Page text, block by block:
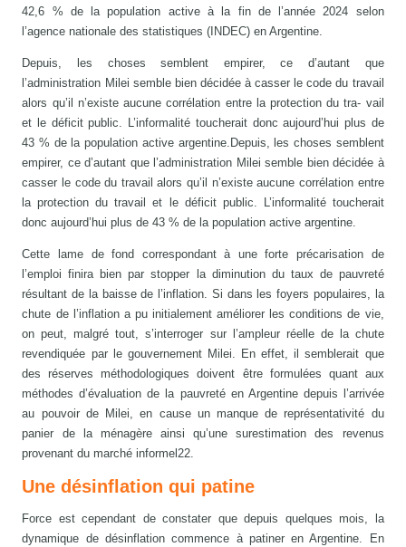
42,6 % de la population active à la fin de l’année 2024 selon
l’agence nationale des statistiques (INDEC) en Argentine.
Depuis, les choses semblent empirer, ce d’autant que
l’administration Milei semble bien décidée à casser le code du travail
alors qu’il n’existe aucune corrélation entre la protection du tra- vail
et le déficit public. L’informalité toucherait donc aujourd’hui plus de
43 % de la population active argentine.Depuis, les choses semblent
empirer, ce d’autant que l’administration Milei semble bien décidée à
casser le code du travail alors qu’il n’existe aucune corrélation entre
la protection du travail et le déficit public. L’informalité toucherait
donc aujourd’hui plus de 43 % de la population active argentine.
Cette lame de fond correspondant à une forte précarisation de
l’emploi finira bien par stopper la diminution du taux de pauvreté
résultant de la baisse de l’inflation. Si dans les foyers populaires, la
chute de l’inflation a pu initialement améliorer les conditions de vie,
on peut, malgré tout, s’interroger sur l’ampleur réelle de la chute
revendiquée par le gouvernement Milei. En effet, il semblerait que
des réserves méthodologiques doivent être formulées quant aux
méthodes d’évaluation de la pauvreté en Argentine depuis l’arrivée
au pouvoir de Milei, en cause un manque de représentativité du
panier de la ménagère ainsi qu’une surestimation des revenus
provenant du marché informel22.
Une désinflation qui patine
Force est cependant de constater que depuis quelques mois, la
dynamique de désinflation commence à patiner en Argentine. En